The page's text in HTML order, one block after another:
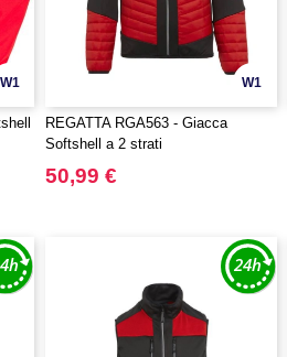
W1 W1
REGATTA RGA563 - Giacca
Softshell a 2 strati
50,99 €